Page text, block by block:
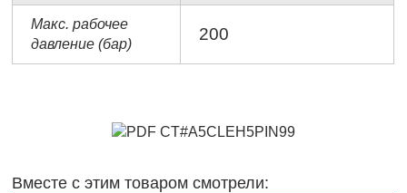
Макс. рабочее
давление (бар)
200
Вместе с этим товаром смотрели: